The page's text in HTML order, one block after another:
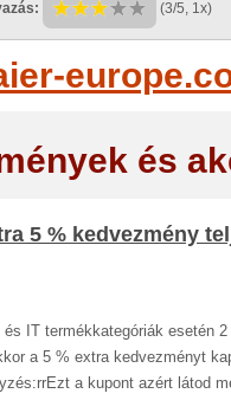
(3/5, 1x)
és
5 % kedvezmény
IT termékkategóriák esetén 2
a 5 % extra kedvezményt
a kupont azért látod